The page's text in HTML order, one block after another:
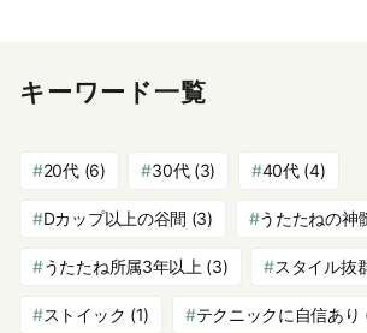
キーワード一覧
20代(6) 30代(3) 40代(4)
Dカップ以上の谷間 (3) うたたねの神
うたたね所属3年以上 (3) スタイル抜
ストイック (1) テクニックに自信あり